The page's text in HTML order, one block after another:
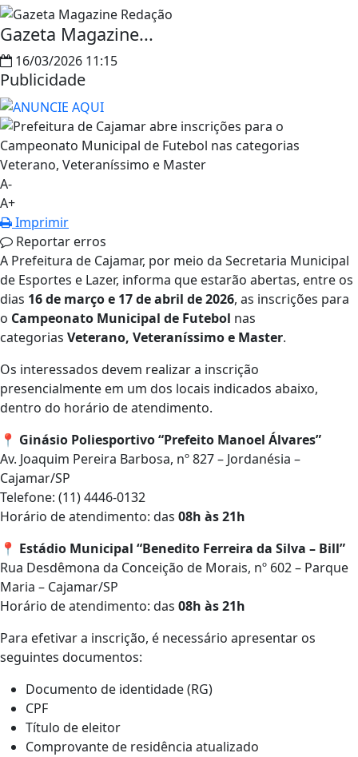
Gazeta Magazine...
16/03/2026 11:15
Publicidade
A-
A+
Imprimir
Reportar erros
A Prefeitura de Cajamar, por meio da Secretaria Municipal
de Esportes e Lazer, informa que estarão abertas, entre os
dias 16 de março e 17 de abril de 2026, as inscrições para
o Campeonato Municipal de Futebol nas
categorias Veterano, Veteraníssimo e Master.
Os interessados devem realizar a inscrição
presencialmente em um dos locais indicados abaixo,
dentro do horário de atendimento.
📍 Ginásio Poliesportivo “Prefeito Manoel Álvares”
Av. Joaquim Pereira Barbosa, nº 827 – Jordanésia –
Cajamar/SP
Telefone: (11) 4446-0132
Horário de atendimento: das 08h às 21h
📍 Estádio Municipal “Benedito Ferreira da Silva – Bill”
Rua Desdêmona da Conceição de Morais, nº 602 – Parque
Maria – Cajamar/SP
Horário de atendimento: das 08h às 21h
Para efetivar a inscrição, é necessário apresentar os
seguintes documentos:
Documento de identidade (RG)
CPF
Título de eleitor
Comprovante de residência atualizado